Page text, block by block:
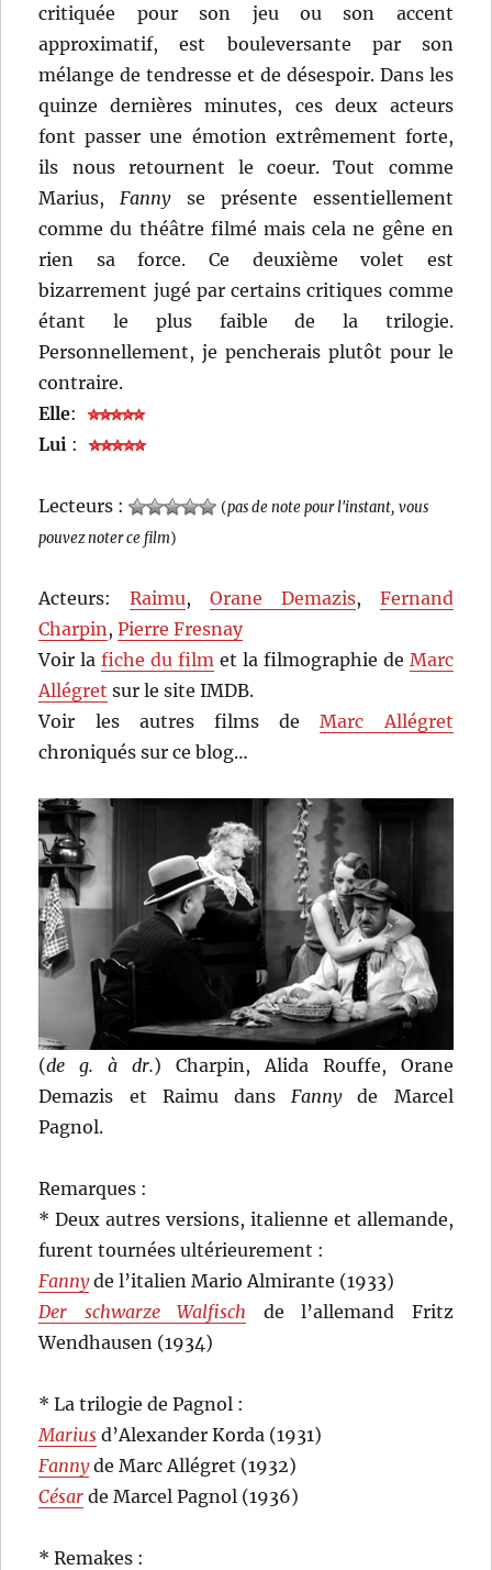
critiquée pour son jeu ou son accent
approximatif, est bouleversante par son
mélange de tendresse et de désespoir. Dans les
quinze dernières minutes, ces deux acteurs
font passer une émotion extrêmement forte,
ils nous retournent le coeur. Tout comme
Marius, Fannyse présente essentiellement
comme du théâtre filmé mais cela ne gêne en
rien sa force. Ce deuxième volet est
bizarrement jugé par certains critiques comme
étant le plus faible de la trilogie.
Personnellement, je pencherais plutôt pour le
contraire.
Elle:
Lui :
Lecteurs : (pas de note pour l'instant, vous
pouvez noter ce film)
Acteurs:Raimu,Orane Demazis, Fernand
Charpin ,Pierre Fresnay
Voir lafiche du film et la filmographie de Marc
Allégret sur le site IMDB.
Voir les autres films deMarc Allégret
chroniqués sur ce blog…
(de g. à dr.) Charpin, Alida Rouffe, Orane
Demazis et Raimu dans Fannyde Marcel
Pagnol.
Remarques :
* Deux autres versions, italienne et allemande,
furent tournées ultérieurement :
Fannyde l’italien Mario Almirante (1933)
Der schwarze Walfisch de l’allemand Fritz
Wendhausen (1934)
* La trilogie de Pagnol :
Marius d’Alexander Korda (1931)
Fannyde Marc Allégret (1932)
César de Marcel Pagnol (1936)
* Remakes :